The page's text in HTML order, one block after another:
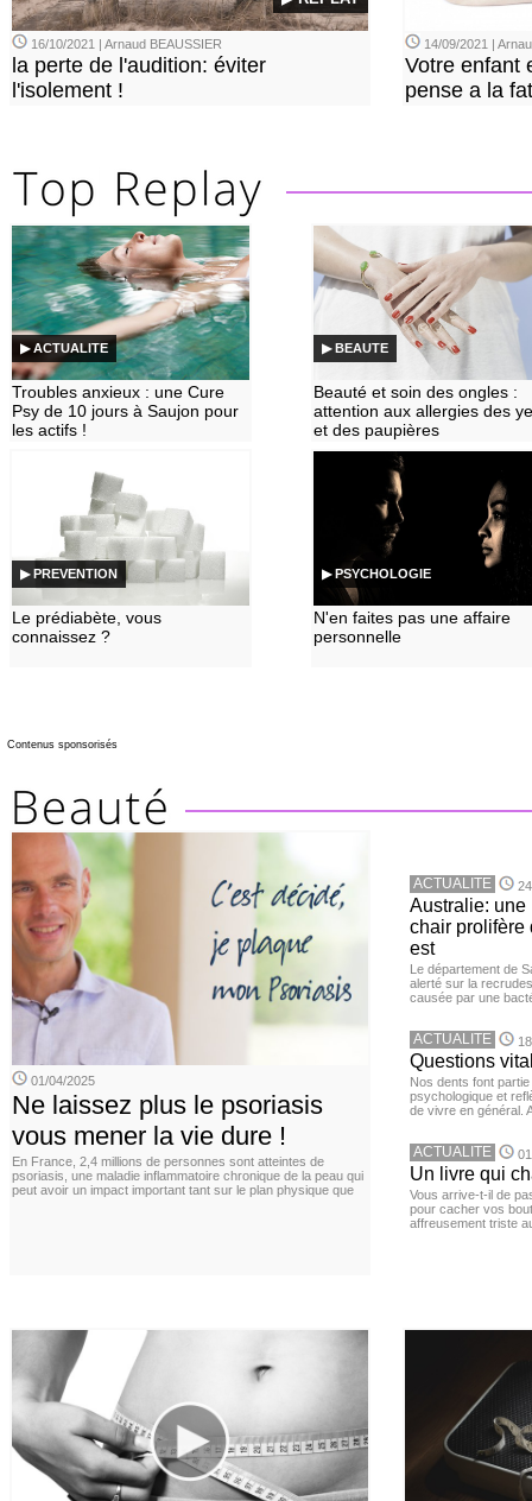
16/10/2021 | Arnaud BEAUSSIER
la perte de l'audition: éviter
l'isolement !
14/09/2021 |
Votre enfant
pense a la
▶ ACTUALITE
Troubles anxieux : une Cure
Psy de 10 jours à Saujon pour
les actifs !
▶ BEAUTE
Beauté et soin des ongles :
attention aux allergies des
et des paupières
▶ PREVENTION
Le prédiabète, vous
connaissez ?
▶ PSYCHOLOGIE
N'en faites pas une affaire
personnelle
Contenus sponsorisés
01/04/2025
Ne laissez plus le psoriasis
vous mener la vie dure !
En France, 2,4 millions de personnes sont atteintes de
psoriasis, une maladie inflammatoire chronique de la peau qui
peut avoir un impact important tant sur le plan physique que
ACTUALITE
Australie: une
chair prolifère
est
Le département de
alerté sur la
causée par une
ACTUALITE
Questions
Nos dents font
psychologique et
de vivre en général.
ACTUALITE
Un livre qui
Vous arrive-t-il de
pour cacher vos
affreusement triste